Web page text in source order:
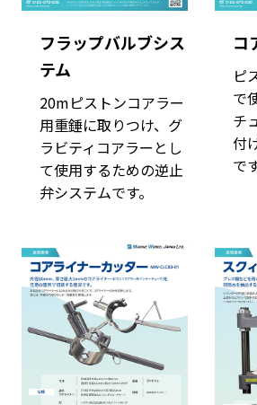
フラップバルブシス
テム
20mピストンコアラー
用重錘に取りつけ、グ
ラビティコアラーとし
て使用するための逆止
弁システムです。
コ
ピ
で
チ
付
で